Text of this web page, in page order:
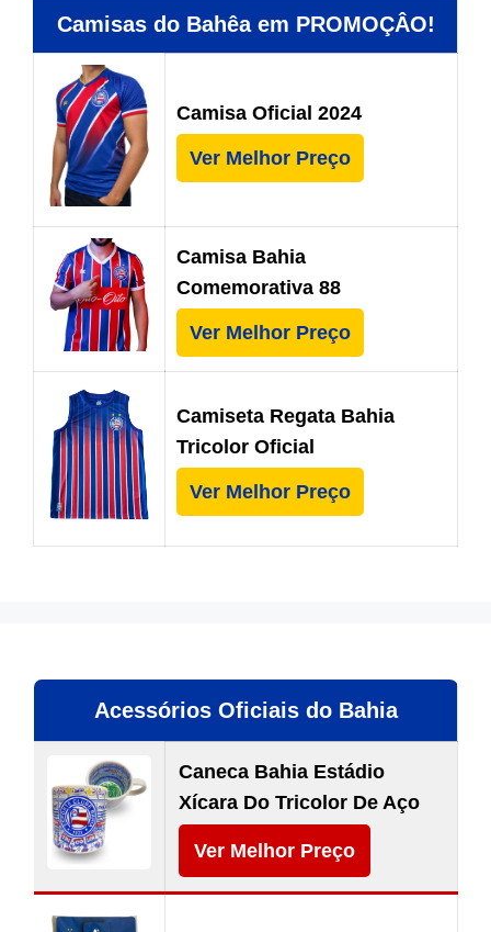
Camisas do Bahêa em PROMOÇÂO!
Camisa Oficial 2024
Ver Melhor Preço
Camisa Bahia
Comemorativa 88
Ver Melhor Preço
Camiseta Regata Bahia
Tricolor Oficial
Ver Melhor Preço
Acessórios Oficiais do Bahia
Caneca Bahia Estádio
Xícara Do Tricolor De Aço
Ver Melhor Preço